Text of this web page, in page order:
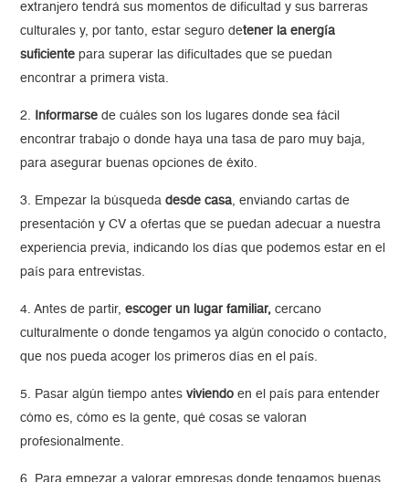
extranjero tendrá sus momentos de dificultad y sus barreras
culturales y, por tanto, estar seguro detener la energía
suficiente para superar las dificultades que se puedan
encontrar a primera vista.
2. Informarsede cuáles son los lugares donde sea fácil
encontrar trabajo o donde haya una tasa de paro muy baja,
para asegurar buenas opciones de éxito.
3. Empezar la búsquedadesde casa, enviando cartas de
presentación y CV a ofertas que se puedan adecuar a nuestra
experiencia previa, indicando los días que podemos estar en el
país para entrevistas.
4. Antes de partir,escoger un lugar familiar,cercano
culturalmente o donde tengamos ya algún conocido o contacto,
que nos pueda acoger los primeros días en el país.
5. Pasar algún tiempo antesviviendoen el país para entender
cómo es, cómo es la gente, qué cosas se valoran
profesionalmente.
6. Para empezar a valorar empresas donde tengamos buenas